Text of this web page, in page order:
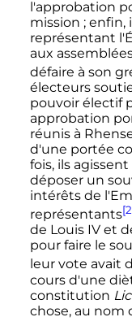
l'approbation
mission ; enfin,
représentant
aux
défaire à son
électeurs
pouvoir électif
approbation
réunis à
d'une portée
fois, ils
déposer un
intérêts de
représentants
de Louis IVet
pour faire le
leur vote avait
cours d'une
constitution
chose, au nom